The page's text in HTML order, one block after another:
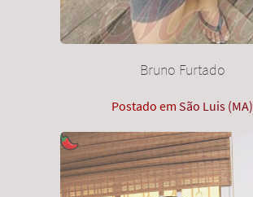
Bruno Furtado
Postado em São Luis (MA)